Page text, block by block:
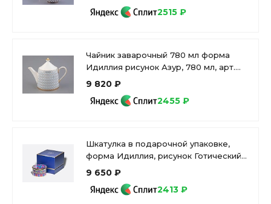
2515 ₽
Чайник заварочный 780 мл форма
Идиллия рисунок Азур, 780 мл, арт.
80.96960.00.1
9 820 ₽
2455 ₽
Шкатулка в подарочной упаковке,
форма Идиллия, рисунок Готический
7, арт. 81.34170.00.1
9 650 ₽
2413 ₽